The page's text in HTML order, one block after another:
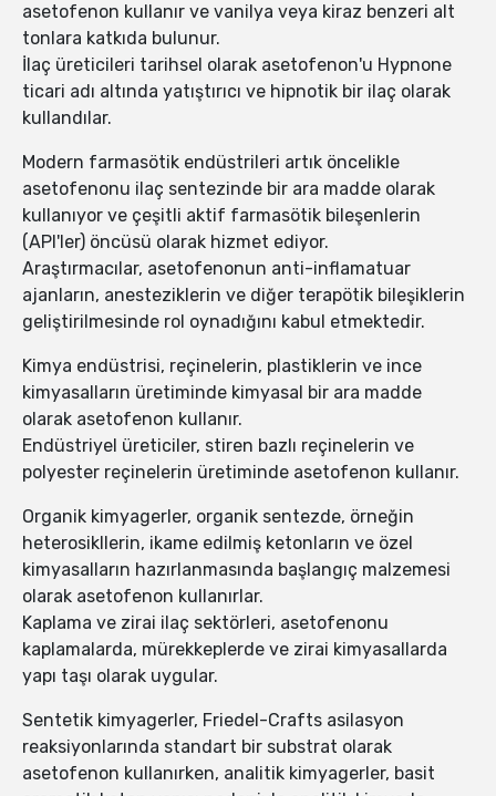
asetofenon kullanır ve vanilya veya kiraz benzeri alt
tonlara katkıda bulunur.
İlaç üreticileri tarihsel olarak asetofenon'u Hypnone
ticari adı altında yatıştırıcı ve hipnotik bir ilaç olarak
kullandılar.
Modern farmasötik endüstrileri artık öncelikle
asetofenonu ilaç sentezinde bir ara madde olarak
kullanıyor ve çeşitli aktif farmasötik bileşenlerin
(API'ler) öncüsü olarak hizmet ediyor.
Araştırmacılar, asetofenonun anti-inflamatuar
ajanların, anesteziklerin ve diğer terapötik bileşiklerin
geliştirilmesinde rol oynadığını kabul etmektedir.
Kimya endüstrisi, reçinelerin, plastiklerin ve ince
kimyasalların üretiminde kimyasal bir ara madde
olarak asetofenon kullanır.
Endüstriyel üreticiler, stiren bazlı reçinelerin ve
polyester reçinelerin üretiminde asetofenon kullanır.
Organik kimyagerler, organik sentezde, örneğin
heterosikllerin, ikame edilmiş ketonların ve özel
kimyasalların hazırlanmasında başlangıç malzemesi
olarak asetofenon kullanırlar.
Kaplama ve zirai ilaç sektörleri, asetofenonu
kaplamalarda, mürekkeplerde ve zirai kimyasallarda
yapı taşı olarak uygular.
Sentetik kimyagerler, Friedel-Crafts asilasyon
reaksiyonlarında standart bir substrat olarak
asetofenon kullanırken, analitik kimyagerler, basit